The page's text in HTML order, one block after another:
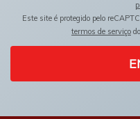
Este site é protegido pelo
termos de serviço